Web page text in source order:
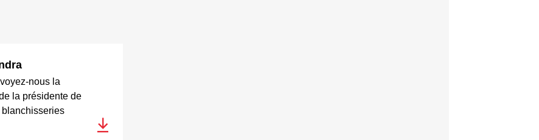
nous la
la présidente de
blanchisseries